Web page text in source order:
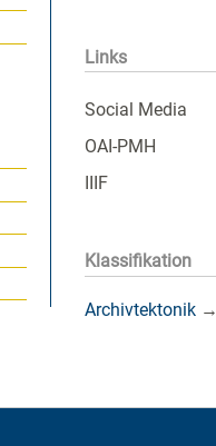
Links
Social Media
OAI-PMH
IIIF
Klassifikation
Archivtektonik →